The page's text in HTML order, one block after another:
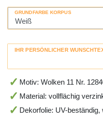
GRUNDFARBE KORPUS
IHR PERSÖNLICHER
Motiv: Wolken 11 Nr.
Material: vollflächig
Dekorfolie: UV-beständig,